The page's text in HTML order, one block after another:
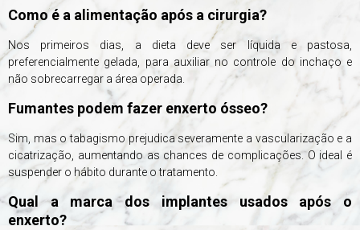
Como é a alimentação após a cirurgia?
Nos primeiros dias, a dieta deve ser líquida e pastosa,
preferencialmente gelada, para auxiliar no controle do inchaço e
não sobrecarregar a área operada.
Fumantes podem fazer enxerto ósseo?
Sim, mas o tabagismo prejudica severamente a vascularização e a
cicatrização, aumentando as chances de complicações. O ideal é
suspender o hábito durante o tratamento.
Qual a marca dos implantes usados após o
enxerto?